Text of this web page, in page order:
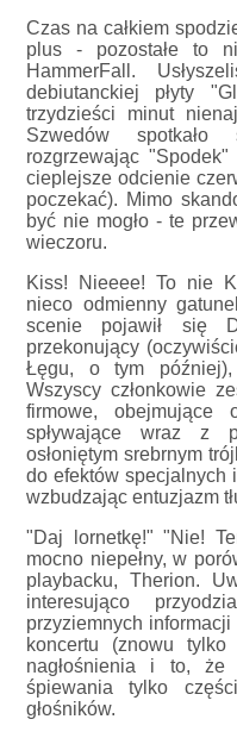
Czas na całkiem
plus - pozostałe to
HammerFall.
debiutanckiej płyty
trzydzieści minut
Szwedów
rozgrzewając
cieplejsze odcienie
poczekać). Mimo
być nie mogło - te
wieczoru.
Kiss! Nieeee! To nie
nieco odmienny
scenie pojawił się
przekonujący
Łęgu, o tym
Wszyscy członkowie
firmowe, obejmujące
spływające wraz z
osłoniętym srebrnym
do efektów specjalnych
wzbudzając entuzjazm
"Daj lornetkę!" "Nie!
mocno niepełny, w
playbacku, Therion.
interesująco
przyziemnych
koncertu (znowu tylko
nagłośnienia i to,
śpiewania tylko
głośników.